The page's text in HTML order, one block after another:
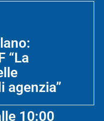
“La
agenzia”
10:00